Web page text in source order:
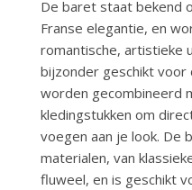
De baret staat bekend
Franse elegantie, en
romantische, artistieke
bijzonder geschikt voor
worden gecombineerd
kledingstukken om
voegen aan je look. De
materialen, van
fluweel, en is geschikt